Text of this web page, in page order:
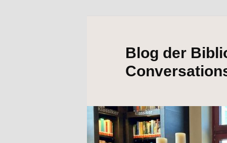
Blog der